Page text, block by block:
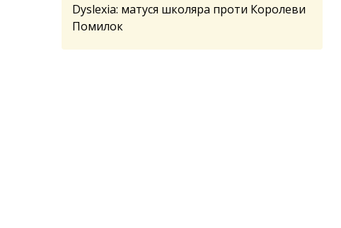
Dyslexia: матуся школяра проти Королеви
Помилок